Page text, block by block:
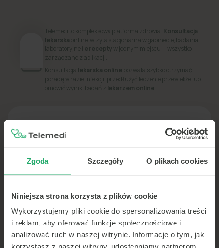
Zgoda Szczegóły O plikach cookies
Niniejsza strona korzysta z plików cookie
Wykorzystujemy pliki cookie do spersonalizowania treści
i reklam, aby oferować funkcje społecznościowe i
analizować ruch w naszej witrynie. Informacje o tym, jak
korzystasz z naszej witryny, udostępniamy partnerom
Telemedi to kompleksowa platforma zdrowia. Konsultacja
lekarskaonline, wizyta stacjonarna w gabinecie, badania
laboratoryjne i e recepty w jednym miejscu — wszystko
zarządzane z aplikacji.
Konsultacja lekarska online pozwala szybko otrzymać
poradę w razie infekcji, przedłużyć leczenie przewlekłe lub
omówić wyniki badań z lekarzem online